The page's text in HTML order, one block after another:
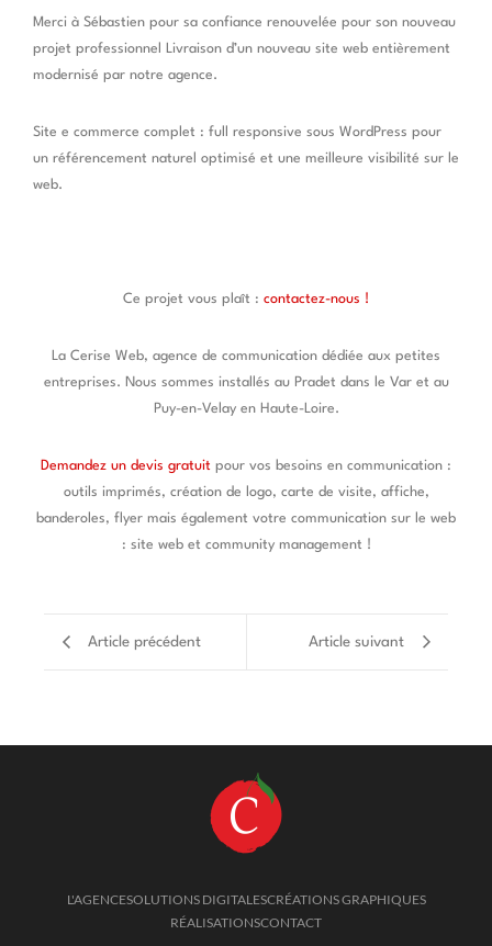
Merci à Sébastien pour sa confiance renouvelée pour son nouveau
projet professionnel Livraison d’un nouveau site web entièrement
modernisé par notre agence.
Site e commerce complet : full responsive sous WordPress pour
un référencement naturel optimisé et une meilleure visibilité sur le
web.
Ce projet vous plaît : contactez-nous !
La Cerise Web, agence de communication dédiée aux petites
entreprises. Nous sommes installés au Pradet dans le Var et au
Puy-en-Velay en Haute-Loire.
Demandez un devis gratuit pour vos besoins en communication :
outils imprimés, création de logo, carte de visite, affiche,
banderoles, flyer mais également votre communication sur le web
: site web et community management !
Article précédent Article suivant
L'AGENCESOLUTIONS DIGITALESCRÉATIONS GRAPHIQUES
RÉALISATIONSCONTACT